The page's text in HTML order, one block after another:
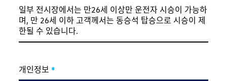
일부 전시장에서는 만26세 이상만 운전자 시승이 가능하
며, 만 26세 이하 고객께서는 동승석 탑승으로 시승이 제
한될 수 있습니다.
개인정보 *